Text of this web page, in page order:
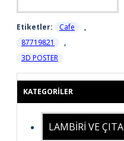
Etiketler: Cafe
,
87719821
,
3D POSTER
KATEGORILER
LAMBİRİ VE ÇITA